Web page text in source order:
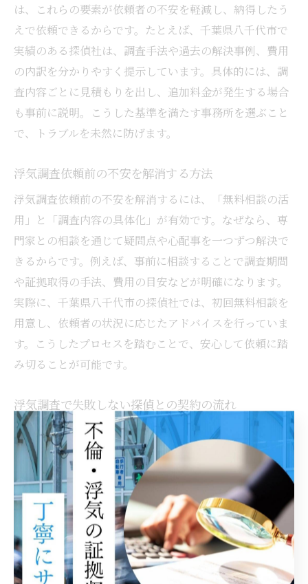
は、これらの要素が依頼者の不安を軽減し、納得したう
えで依頼できるからです。たとえば、千葉県八千代市で
実績のある探偵社は、調査手法や過去の解決事例、費用
の内訳を分かりやすく提示しています。具体的には、調
査内容ごとに見積もりを出し、追加料金が発生する場合
も事前に説明。こうした基準を満たす事務所を選ぶこと
で、トラブルを未然に防げます。
浮気調査依頼前の不安を解消する方法
浮気調査依頼前の不安を解消するには、「無料相談の活
用」と「調査内容の具体化」が有効です。なぜなら、専
門家との相談を通じて疑問点や心配事を一つずつ解決で
きるからです。例えば、事前に相談することで調査期間
や証拠取得の手法、費用の目安などが明確になります。
実際に、千葉県八千代市の探偵社では、初回無料相談を
用意し、依頼者の状況に応じたアドバイスを行っていま
す。こうしたプロセスを踏むことで、安心して依頼に踏
み切ることが可能です。
浮気調査で失敗しない探偵との契約の流れ
探偵との契約で失敗しないためには、「契約書の内容確
認」と「調査範囲の明確化」が重要です。理由は、後々
のトラブル防止や費用面での納得感につながるためで
す。具体的には、調査開始前に調査目的・期間・費用・
キャンセル規定を契約書で確認し、疑問点はその場で質
問します。千葉県八千代市の探偵社でも、契約時に詳細
な説明を徹底し、追加費用が発生する場合は事前に必ず
案内。こうした流れを守ることで、安心して調査を任せ